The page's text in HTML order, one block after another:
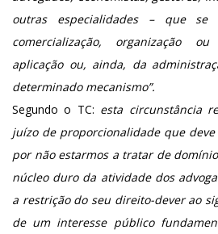
outras especialidades – que se
comercialização, organização
aplicação ou, ainda, da
determinado mecanismo”.
Segundo o TC: esta circunstância
juízo de proporcionalidade que
por não estarmos a tratar de
núcleo duro da atividade dos
a restrição do seu direito-dever ao
de um interesse público